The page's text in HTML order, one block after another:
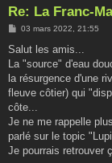
Re: La Franc-
M
s
a
g
03 mars 2022, 21:55
Salut les amis...
La "source" d'eau
la résurgence d'une
fleuve côtier) qui
côte...
Je ne me rappelle
parlé sur le topic
Je pourrais retrouver